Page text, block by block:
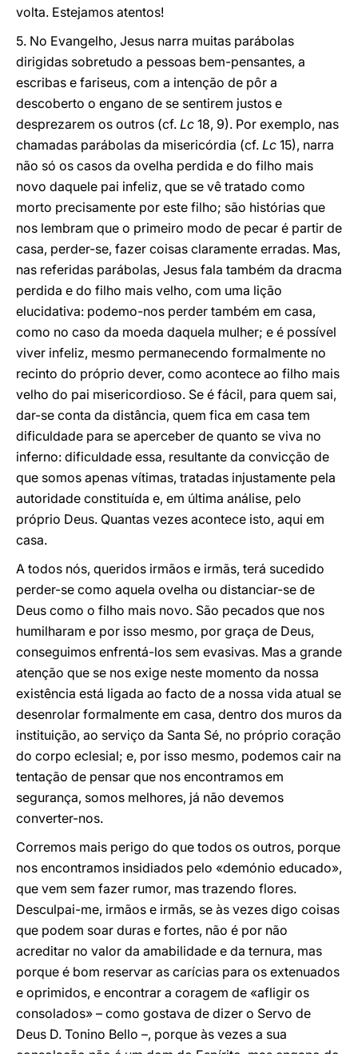
volta. Estejamos atentos!
5. No Evangelho, Jesus narra muitas parábolas
dirigidas sobretudo a pessoas bem-pensantes, a
escribas e fariseus, com a intenção de pôr a
descoberto o engano de se sentirem justos e
desprezarem os outros (cf. Lc 18, 9). Por exemplo, nas
chamadas parábolas da misericórdia (cf. Lc 15), narra
não só os casos da ovelha perdida e do filho mais
novo daquele pai infeliz, que se vê tratado como
morto precisamente por este filho; são histórias que
nos lembram que o primeiro modo de pecar é partir de
casa, perder-se, fazer coisas claramente erradas. Mas,
nas referidas parábolas, Jesus fala também da dracma
perdida e do filho mais velho, com uma lição
elucidativa: podemo-nos perder também em casa,
como no caso da moeda daquela mulher; e é possível
viver infeliz, mesmo permanecendo formalmente no
recinto do próprio dever, como acontece ao filho mais
velho do pai misericordioso. Se é fácil, para quem sai,
dar-se conta da distância, quem fica em casa tem
dificuldade para se aperceber de quanto se viva no
inferno: dificuldade essa, resultante da convicção de
que somos apenas vítimas, tratadas injustamente pela
autoridade constituída e, em última análise, pelo
próprio Deus. Quantas vezes acontece isto, aqui em
casa.
A todos nós, queridos irmãos e irmãs, terá sucedido
perder-se como aquela ovelha ou distanciar-se de
Deus como o filho mais novo. São pecados que nos
humilharam e por isso mesmo, por graça de Deus,
conseguimos enfrentá-los sem evasivas. Mas a grande
atenção que se nos exige neste momento da nossa
existência está ligada ao facto de a nossa vida atual se
desenrolar formalmente em casa, dentro dos muros da
instituição, ao serviço da Santa Sé, no próprio coração
do corpo eclesial; e, por isso mesmo, podemos cair na
tentação de pensar que nos encontramos em
segurança, somos melhores, já não devemos
converter-nos.
Corremos mais perigo do que todos os outros, porque
nos encontramos insidiados pelo «demónio educado»,
que vem sem fazer rumor, mas trazendo flores.
Desculpai-me, irmãos e irmãs, se às vezes digo coisas
que podem soar duras e fortes, não é por não
acreditar no valor da amabilidade e da ternura, mas
porque é bom reservar as carícias para os extenuados
e oprimidos, e encontrar a coragem de «afligir os
consolados» – como gostava de dizer o Servo de
Deus D. Tonino Bello –, porque às vezes a sua